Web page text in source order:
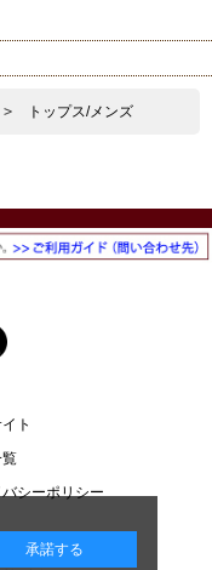
> トップス/メンズ
ト
覧
シーポリシー
承諾する